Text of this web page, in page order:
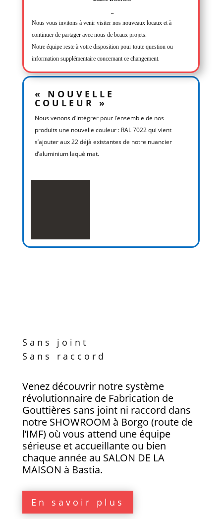
Nous vous invitons à venir visiter nos nouveaux locaux et à
continuer de partager avec nous de beaux projets.
Notre équipe reste à votre disposition pour toute question ou
information supplémentaire concernant ce changement.
« NOUVELLE
COULEUR »
Nous venons d’intégrer pour l’ensemble de nos
produits une nouvelle couleur : RAL 7022 qui vient
s’ajouter aux 22 déjà existantes de notre nuancier
d’aluminium laqué mat.
Sans joint
Sans raccord
Venez découvrir notre système
révolutionnaire de Fabrication de
Gouttières sans joint ni raccord dans
notre SHOWROOM à Borgo (route de
l’IMF) où vous attend une équipe
sérieuse et accueillante ou bien
chaque année au SALON DE LA
MAISON à Bastia.
En savoir plus